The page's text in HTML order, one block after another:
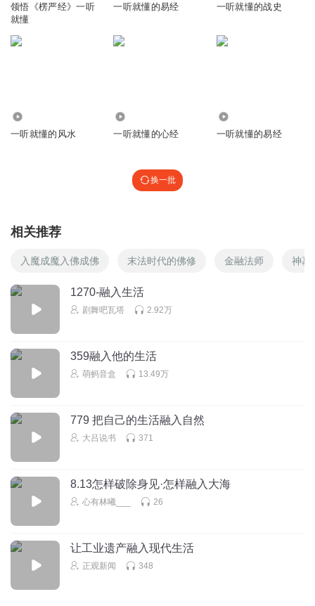
正因为与生俱来的劣根性，我才要透过后天的自我教育，去
们消自己的业障，成就更好的自己！ 因此，在与人交往中，
我会常怀利人之心，多和别人结善缘。 至于生活中所遇到的
为善缘才是最为重要的。当然这也少不了后期我的不懈努
追梦郭123
有书吗？能买吗？
照顾当下
随喜赞叹
回复 2025-02-09
2024-12-11
夕漫_e1
感恩，反复听
2022-12-16
听友303166816
阿弥陀佛！
2022-03-18
领悟《楞严经》一听
就懂
一听就懂的易经 一听就懂的战史
一听就懂的风水 一听就懂的心经 一听就懂的易经
换一批
相关推荐
入魔成魔入佛成佛 末法时代的佛修 金融法师 神墓
1270-融入生活
剧舞吧瓦塔 2.92万
359融入他的生活
萌蚂音盒 13.49万
779 把自己的生活融入自然
大吕说书 371
8.13怎样破除身见·怎样融入大海
心有林曦___ 26
让工业遗产融入现代生活
正观新闻 348